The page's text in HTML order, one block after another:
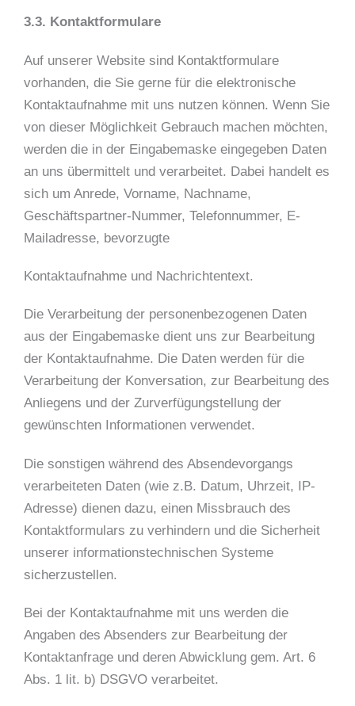
3.3. Kontaktformulare
Auf unserer Website sind Kontaktformulare
vorhanden, die Sie gerne für die elektronische
Kontaktaufnahme mit uns nutzen können. Wenn Sie
von dieser Möglichkeit Gebrauch machen möchten,
werden die in der Eingabemaske eingegeben Daten
an uns übermittelt und verarbeitet. Dabei handelt es
sich um Anrede, Vorname, Nachname,
Geschäftspartner-Nummer, Telefonnummer, E-
Mailadresse, bevorzugte
Kontaktaufnahme und Nachrichtentext.
Die Verarbeitung der personenbezogenen Daten
aus der Eingabemaske dient uns zur Bearbeitung
der Kontaktaufnahme. Die Daten werden für die
Verarbeitung der Konversation, zur Bearbeitung des
Anliegens und der Zurverfügungstellung der
gewünschten Informationen verwendet.
Die sonstigen während des Absendevorgangs
verarbeiteten Daten (wie z.B. Datum, Uhrzeit, IP-
Adresse) dienen dazu, einen Missbrauch des
Kontaktformulars zu verhindern und die Sicherheit
unserer informationstechnischen Systeme
sicherzustellen.
Bei der Kontaktaufnahme mit uns werden die
Angaben des Absenders zur Bearbeitung der
Kontaktanfrage und deren Abwicklung gem. Art. 6
Abs. 1 lit. b) DSGVO verarbeitet.